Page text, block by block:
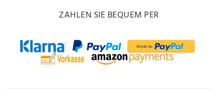
ZAHLEN SIE BEQUEM PER